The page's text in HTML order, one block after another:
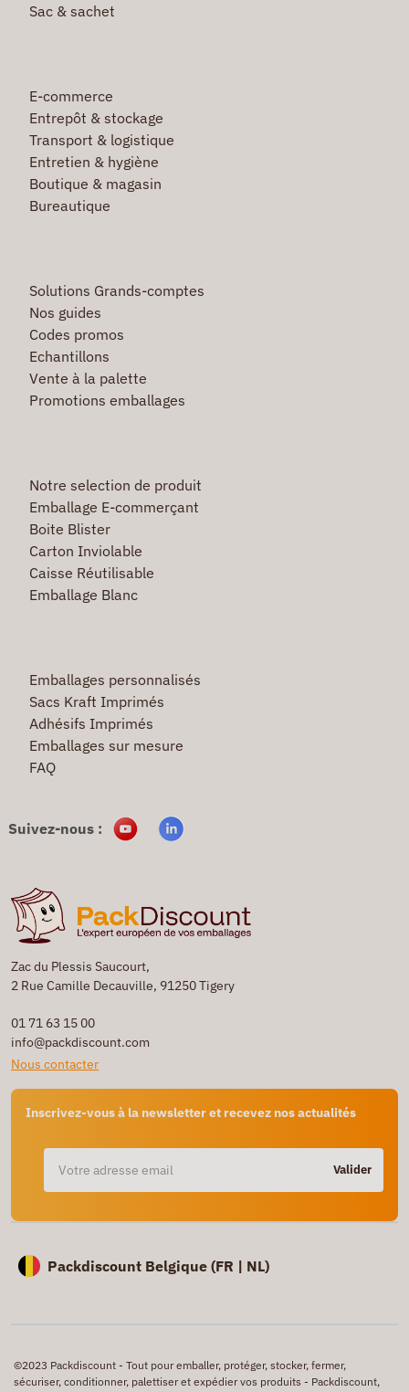
Zac du Plessis Saucourt,
2 Rue Camille Decauville, 91250 Tigery
01 71 63 15 00
info@packdiscount.com
Nous contacter
Inscrivez-vous à la newsletter et recevez nos actualités
Valider
Sac & sachet
E-commerce
Entrepôt & stockage
Transport & logistique
Entretien & hygiène
Boutique & magasin
Bureautique
Solutions Grands-comptes
Nos guides
Codes promos
Echantillons
Vente à la palette
Promotions emballages
Notre selection de produit
Emballage E-commerçant
Boite Blister
Carton Inviolable
Caisse Réutilisable
Emballage Blanc
Emballages personnalisés
Sacs Kraft Imprimés
Adhésifs Imprimés
Emballages sur mesure
FAQ
Suivez-nous :
Packdiscount Belgique (FR | NL)
©2023 Packdiscount - Tout pour emballer, protéger, stocker, fermer,
sécuriser, conditionner, palettiser et expédier vos produits - Packdiscount,